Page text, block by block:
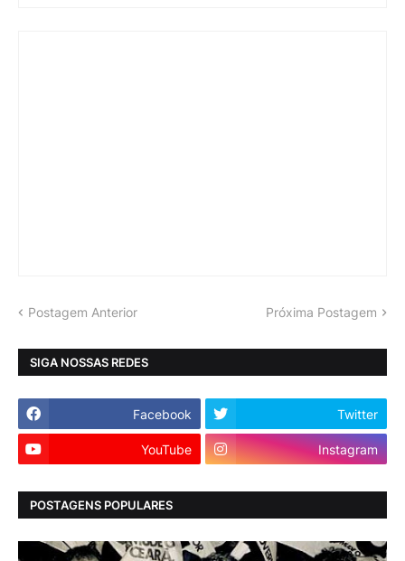
Postagem Anterior Próxima Postagem
SIGA NOSSAS REDES
Facebook Twitter
YouTube Instagram
POSTAGENS POPULARES